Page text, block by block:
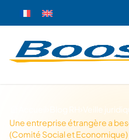
Veille
Une entreprise étrangère a
(Comité Social et Economique)